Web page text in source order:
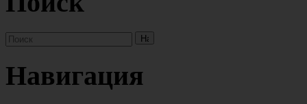
Навигация